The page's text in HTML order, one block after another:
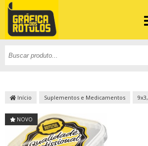
Início Suplementos e Medicamentos
NOVO